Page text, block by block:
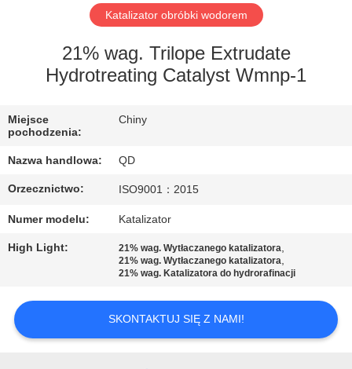
FABRYCE
JAKOŚCI
SKONTAKTUJ
SIĘ
Z
NAMI
AKTUALNOŚCI
SPRAWY
Katalizator obróbki wodorem
21% wag. Trilope Extrudate
Hydrotreating Catalyst Wmnp-1
Miejsce
pochodzenia:
Chiny
Nazwa handlowa: QD
Orzecznictwo: ISO9001：2015
Numer modelu: Katalizator
High Light: 21% wag. Wytłaczanego katalizatora,
21% wag. Wytłaczanego katalizatora,
21% wag. Katalizatora do hydrorafinacji
SKONTAKTUJ SIĘ Z NAMI!